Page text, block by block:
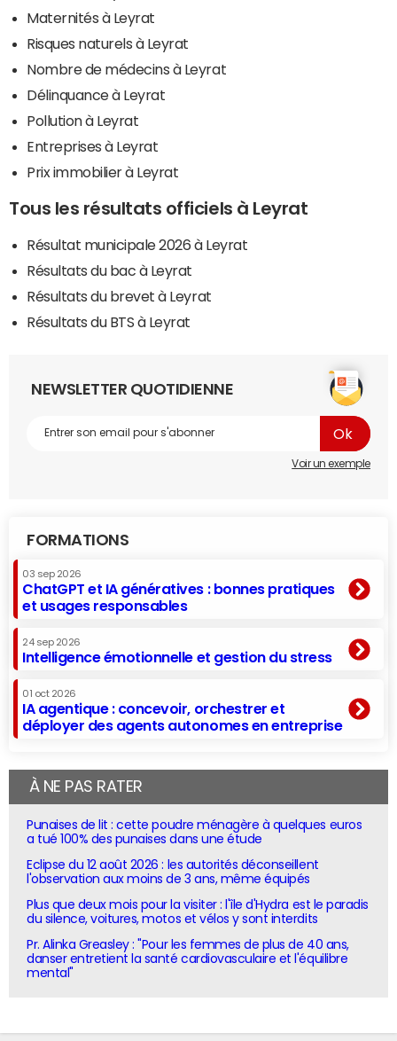
Maternités à Leyrat
Risques naturels à Leyrat
Nombre de médecins à Leyrat
Délinquance à Leyrat
Pollution à Leyrat
Entreprises à Leyrat
Prix immobilier à Leyrat
Tous les résultats officiels à Leyrat
Résultat municipale 2026 à Leyrat
Résultats du bac à Leyrat
Résultats du brevet à Leyrat
Résultats du BTS à Leyrat
NEWSLETTER QUOTIDIENNE
Voir un exemple
FORMATIONS
03 sep 2026
ChatGPT et IA génératives : bonnes pratiques
et usages responsables
24 sep 2026
Intelligence émotionnelle et gestion du stress
01 oct 2026
IA agentique : concevoir, orchestrer et
déployer des agents autonomes en entreprise
À NE PAS RATER
Punaises de lit : cette poudre ménagère à quelques euros
a tué 100% des punaises dans une étude
Eclipse du 12 août 2026 : les autorités déconseillent
l'observation aux moins de 3 ans, même équipés
Plus que deux mois pour la visiter : l'île d'Hydra est le paradis
du silence, voitures, motos et vélos y sont interdits
Pr. Alinka Greasley : "Pour les femmes de plus de 40 ans,
danser entretient la santé cardiovasculaire et l'équilibre
mental"